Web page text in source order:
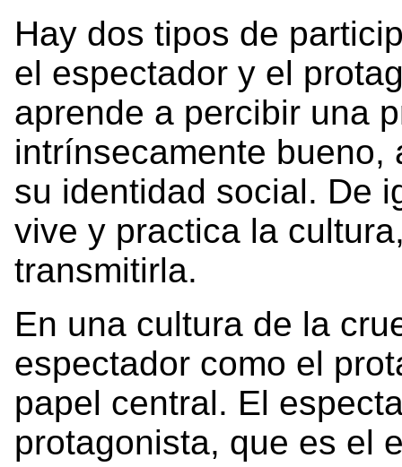
Hay dos tipos de
el espectador y el
aprende a percibir una
intrínsecamente bueno,
su identidad social. De
vive y practica la
transmitirla.
En una cultura de la
espectador como el
papel central. El
protagonista, que es el